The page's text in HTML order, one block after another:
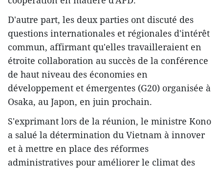
D'autre part, les deux parties ont discuté des
questions internationales et régionales d'intérêt
commun, affirmant qu'elles travailleraient en
étroite collaboration au succès de la conférence
de haut niveau des économies en
développement et émergentes (G20) organisée à
Osaka, au Japon, en juin prochain.
S'exprimant lors de la réunion, le ministre Kono
a salué la détermination du Vietnam à innover
et à mettre en place des réformes
administratives pour améliorer le climat des